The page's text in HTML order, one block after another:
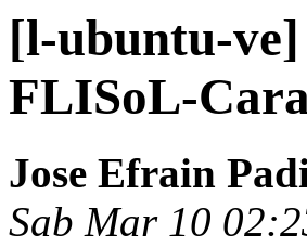
[l-ubuntu-
FLISoL-
Jose Efrain
Sab Mar 10